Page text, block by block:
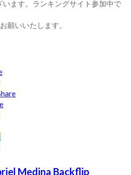
ます。ランキングサイト参加中で
願いいたします。
Medina Backflip